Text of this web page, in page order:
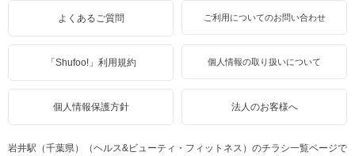
よくあるご質問 ご利用についてのお問い合わせ
「Shufoo!」利用規約 個人情報の取り扱いについて
個人情報保護方針 法人のお客様へ
岩井駅（千葉県）（ヘルス&ビューティ・フィットネス）のチラシ一覧ページで